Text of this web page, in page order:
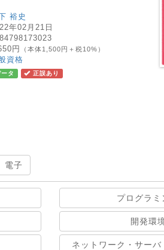
裕史
年02月21日
円 （本体1,500円＋税10%）
資格
タ 正誤あり
電子
プログラミ
開発環
ネットワーク・サーバ